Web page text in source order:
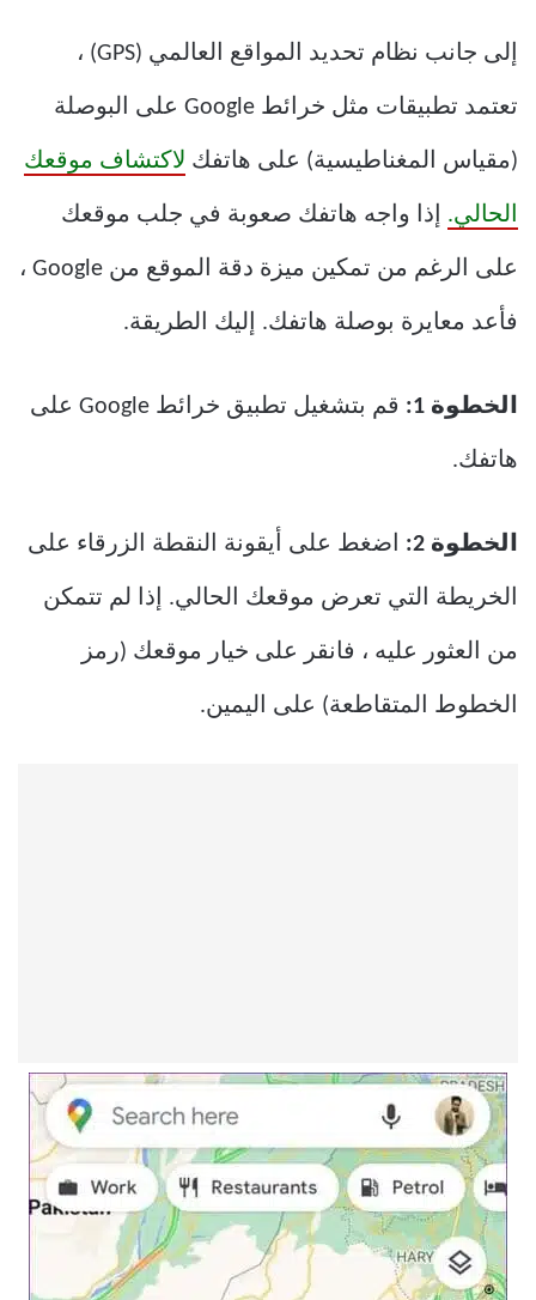
إلى جانب نظام تحديد المواقع العالمي (GPS) ،
تعتمد تطبيقات مثل خرائط Google على البوصلة
(مقياس المغناطيسية) على هاتفك لاكتشاف موقعك
الحالي. إذا واجه هاتفك صعوبة في جلب موقعك
على الرغم من تمكين ميزة دقة الموقع من Google ،
فأعد معايرة بوصلة هاتفك. إليك الطريقة.
الخطوة 1: قم بتشغيل تطبيق خرائط Google على
هاتفك.
الخطوة 2: اضغط على أيقونة النقطة الزرقاء على
الخريطة التي تعرض موقعك الحالي. إذا لم تتمكن
من العثور عليه ، فانقر على خيار موقعك (رمز
الخطوط المتقاطعة) على اليمين.